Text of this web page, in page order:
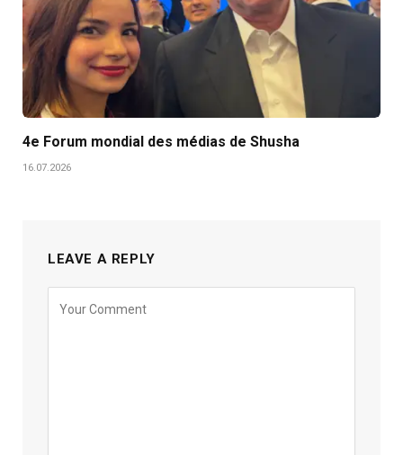
4e Forum mondial des médias de Shusha
16.07.2026
LEAVE A REPLY